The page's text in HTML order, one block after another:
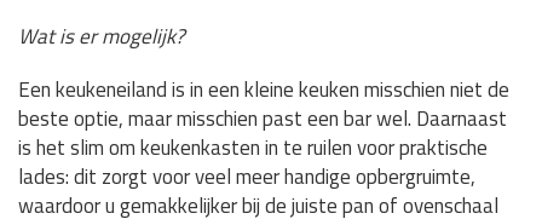
Wat is er mogelijk?
Een keukeneiland is in een kleine keuken misschien niet de
beste optie, maar misschien past een bar wel. Daarnaast
is het slim om keukenkasten in te ruilen voor praktische
lades: dit zorgt voor veel meer handige opbergruimte,
waardoor u gemakkelijker bij de juiste pan of ovenschaal